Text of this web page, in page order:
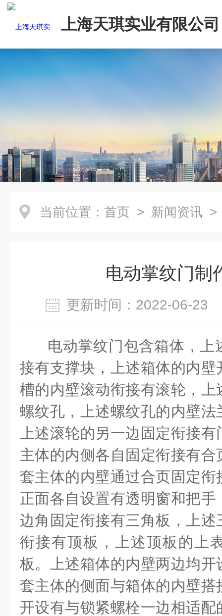
上海天琪实业有限公司
当前位置： 首页 > 新闻资讯 >
电动掌纹门制
更新时间：2022-06-
电动掌纹门包含箱体，上
接有支撑块，上述箱体的内
槽的内壁滚动衔接有滚轮，
螺纹孔，上述螺纹孔的内壁
上述滚轮的另一边固定衔接
主体的内侧各自固定衔接有
套主体的内壁通过合页固定
正面各自设置有透明窗和把
边角固定衔接有三角板，上
衔接有顶板，上述顶板的上
板。上述箱体的内壁两边均
套主体的侧面与箱体的内壁
开设有与锁紧螺栓一边相适